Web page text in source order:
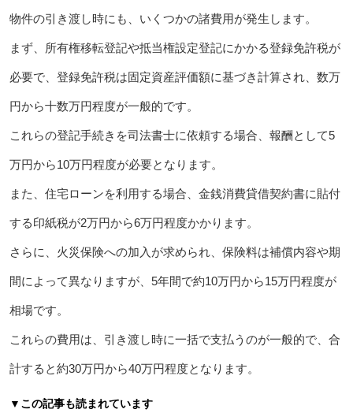
物件の引き渡し時にも、いくつかの諸費用が発生します。
まず、所有権移転登記や抵当権設定登記にかかる登録免許税が
必要で、登録免許税は固定資産評価額に基づき計算され、数万
円から十数万円程度が一般的です。
これらの登記手続きを司法書士に依頼する場合、報酬として5
万円から10万円程度が必要となります。
また、住宅ローンを利用する場合、金銭消費貸借契約書に貼付
する印紙税が2万円から6万円程度かかります。
さらに、火災保険への加入が求められ、保険料は補償内容や期
間によって異なりますが、5年間で約10万円から15万円程度が
相場です。
これらの費用は、引き渡し時に一括で支払うのが一般的で、合
計すると約30万円から40万円程度となります。
▼この記事も読まれています